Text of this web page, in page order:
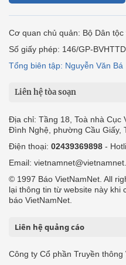
Cơ quan chủ quản: Bộ Dân
Số giấy phép: 146/GP-
Tổng biên tập: Nguyễn Văn Bá
Liên hệ tòa soạn
Địa chỉ: Tầng 18, Toà nhà Cục
Đình Nghệ, phường Cầu Giấy,
Điện thoại: 02439369898 -
Email:
© 1997 Báo VietNamNet. All
lại thông tin từ website này khi
báo VietNamNet.
Liên hệ quảng cáo
Công ty Cổ phần Truyền thông